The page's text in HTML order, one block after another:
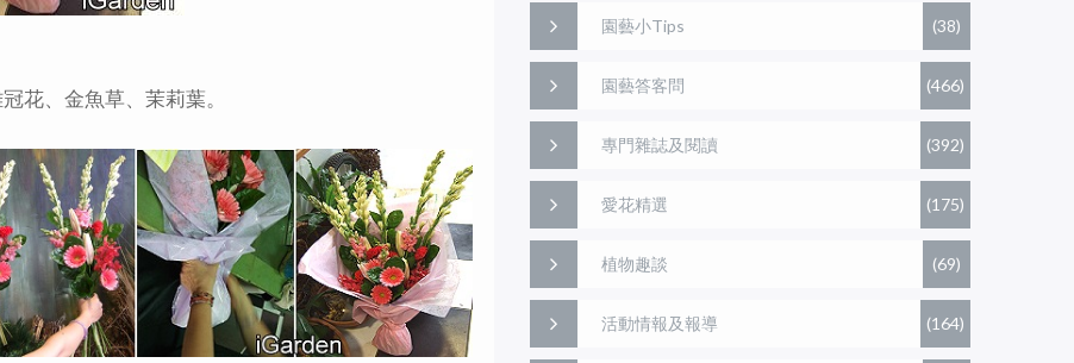
花、金魚草、茉莉葉。
園藝小Tips (38)
園藝答客問 (466)
專門雜誌及閱讀 (392)
愛花精選 (175)
植物趣談 (69)
活動情報及報導 (164)